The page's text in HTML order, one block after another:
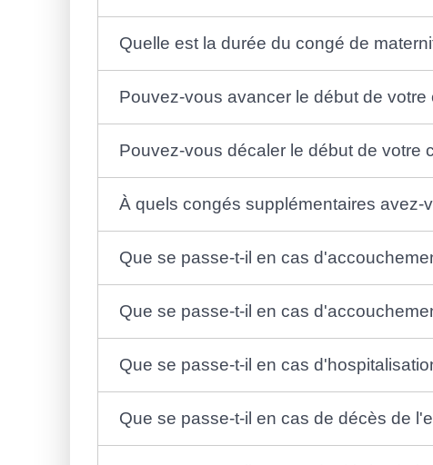
Quelle est la durée du congé de
Pouvez-vous avancer le début de
Pouvez-vous décaler le début de votre
À quels congés supplémentaires
Que se passe-t-il en cas
Que se passe-t-il en cas
Que se passe-t-il en cas
Que se passe-t-il en cas de décès de